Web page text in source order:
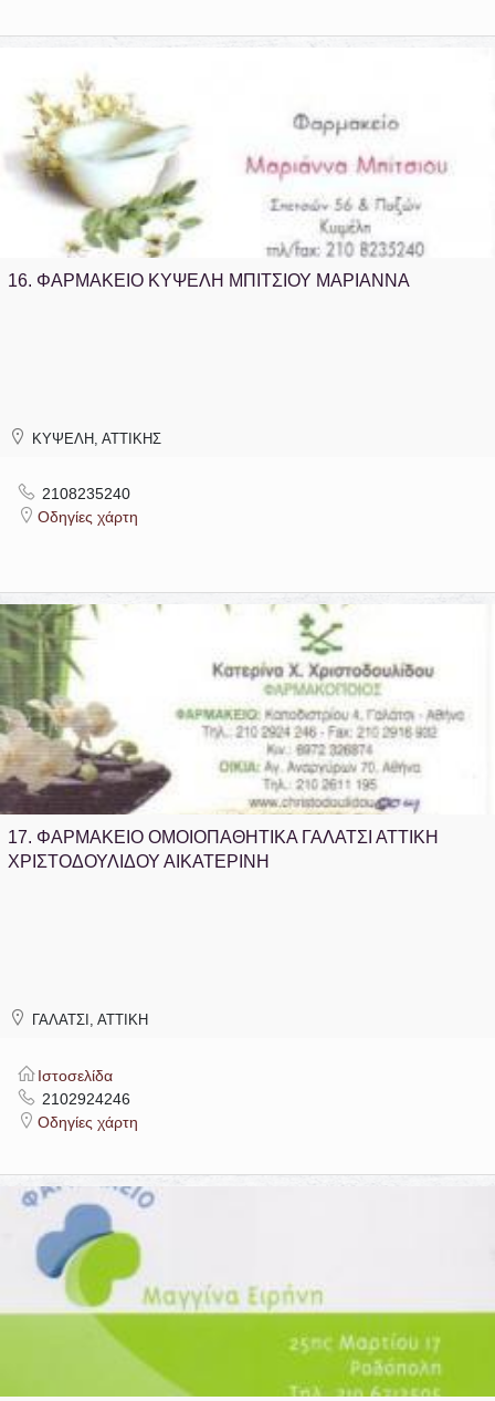
16. ΦΑΡΜΑΚΕΙΟ ΚΥΨΕΛΗ ΜΠΙΤΣΙΟΥ ΜΑΡΙΑΝΝΑ
ΚΥΨΕΛΗ, ΑΤΤΙΚΗΣ
2108235240
Οδηγίες χάρτη
17. ΦΑΡΜΑΚΕΙΟ ΟΜΟΙΟΠΑΘΗΤΙΚΑ ΓΑΛΑΤΣΙ ΑΤΤΙΚΗ
ΧΡΙΣΤΟΔΟΥΛΙΔΟΥ ΑΙΚΑΤΕΡΙΝΗ
ΓΑΛΑΤΣΙ, ΑΤΤΙΚΗ
Ιστοσελίδα
2102924246
Οδηγίες χάρτη